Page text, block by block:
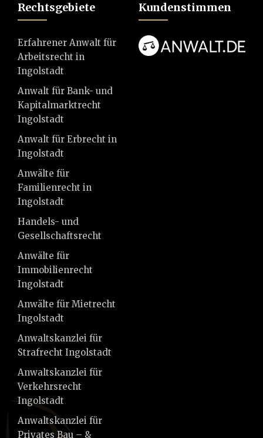
Rechtsgebiete
Erfahrener Anwalt für
Arbeitsrecht in
Ingolstadt
Anwalt für Bank- und
Kapitalmarktrecht
Ingolstadt
Anwalt für Erbrecht in
Ingolstadt
Anwälte für
Familienrecht in
Ingolstadt
Handels- und
Gesellschaftsrecht
Anwälte für
Immobilienrecht
Ingolstadt
Anwälte für Mietrecht
Ingolstadt
Anwaltskanzlei für
Strafrecht Ingolstadt
Anwaltskanzlei für
Verkehrsrecht
Ingolstadt
Anwaltskanzlei für
Privates Bau – &
Kundenstimmen